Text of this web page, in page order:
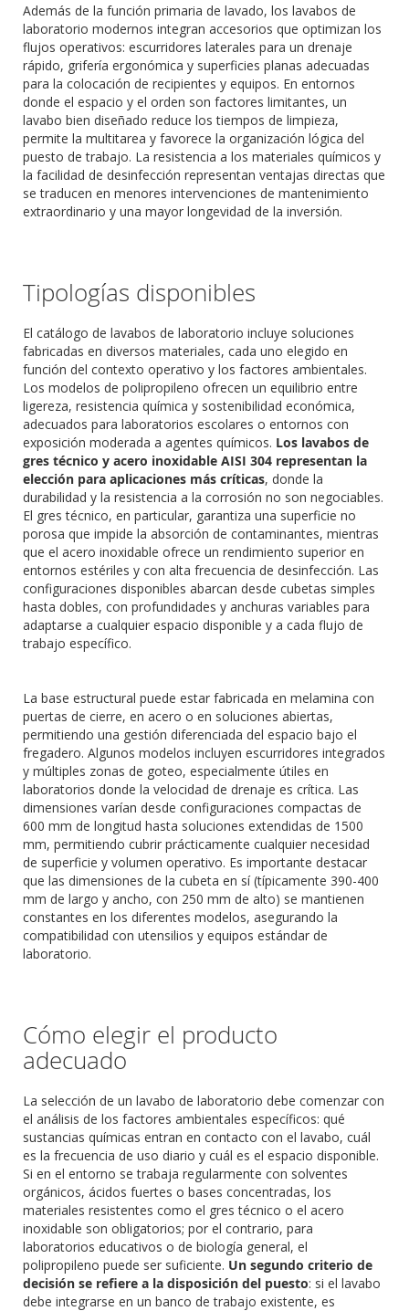
Además de la función primaria de lavado, los lavabos de
laboratorio modernos integran accesorios que optimizan los
flujos operativos: escurridores laterales para un drenaje
rápido, grifería ergonómica y superficies planas adecuadas
para la colocación de recipientes y equipos. En entornos
donde el espacio y el orden son factores limitantes, un
lavabo bien diseñado reduce los tiempos de limpieza,
permite la multitarea y favorece la organización lógica del
puesto de trabajo. La resistencia a los materiales químicos y
la facilidad de desinfección representan ventajas directas que
se traducen en menores intervenciones de mantenimiento
extraordinario y una mayor longevidad de la inversión.
Tipologías disponibles
El catálogo de lavabos de laboratorio incluye soluciones
fabricadas en diversos materiales, cada uno elegido en
función del contexto operativo y los factores ambientales.
Los modelos de polipropileno ofrecen un equilibrio entre
ligereza, resistencia química y sostenibilidad económica,
adecuados para laboratorios escolares o entornos con
exposición moderada a agentes químicos. Los lavabos de
gres técnico y acero inoxidable AISI 304 representan la
elección para aplicaciones más críticas, donde la
durabilidad y la resistencia a la corrosión no son negociables.
El gres técnico, en particular, garantiza una superficie no
porosa que impide la absorción de contaminantes, mientras
que el acero inoxidable ofrece un rendimiento superior en
entornos estériles y con alta frecuencia de desinfección. Las
configuraciones disponibles abarcan desde cubetas simples
hasta dobles, con profundidades y anchuras variables para
adaptarse a cualquier espacio disponible y a cada flujo de
trabajo específico.
La base estructural puede estar fabricada en melamina con
puertas de cierre, en acero o en soluciones abiertas,
permitiendo una gestión diferenciada del espacio bajo el
fregadero. Algunos modelos incluyen escurridores integrados
y múltiples zonas de goteo, especialmente útiles en
laboratorios donde la velocidad de drenaje es crítica. Las
dimensiones varían desde configuraciones compactas de
600 mm de longitud hasta soluciones extendidas de 1500
mm, permitiendo cubrir prácticamente cualquier necesidad
de superficie y volumen operativo. Es importante destacar
que las dimensiones de la cubeta en sí (típicamente 390-400
mm de largo y ancho, con 250 mm de alto) se mantienen
constantes en los diferentes modelos, asegurando la
compatibilidad con utensilios y equipos estándar de
laboratorio.
Cómo elegir el producto
adecuado
La selección de un lavabo de laboratorio debe comenzar con
el análisis de los factores ambientales específicos: qué
sustancias químicas entran en contacto con el lavabo, cuál
es la frecuencia de uso diario y cuál es el espacio disponible.
Si en el entorno se trabaja regularmente con solventes
orgánicos, ácidos fuertes o bases concentradas, los
materiales resistentes como el gres técnico o el acero
inoxidable son obligatorios; por el contrario, para
laboratorios educativos o de biología general, el
polipropileno puede ser suficiente. Un segundo criterio de
decisión se refiere a la disposición del puesto: si el lavabo
debe integrarse en un banco de trabajo existente, es